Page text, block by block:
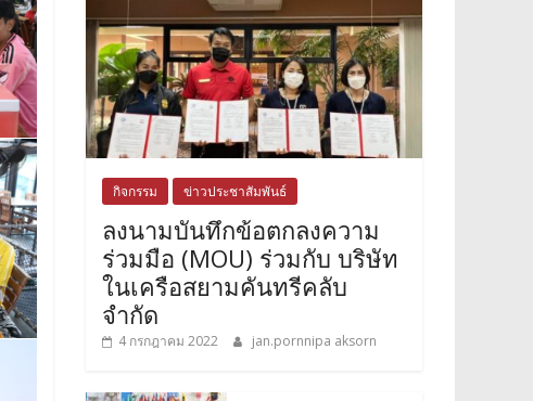
กิจกรรม ข่าวประชาสัมพันธ์
ลงนามบันทึกข้อตกลงความ
ร่วมมือ (MOU) ร่วมกับ บริษัท
ในเครือสยามคันทรีคลับ
จำกัด
4 กรกฎาคม 2022 jan.pornnipa aksorn